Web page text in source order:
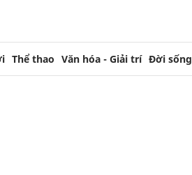
Thể thao Văn hóa - Giải trí Đời sống